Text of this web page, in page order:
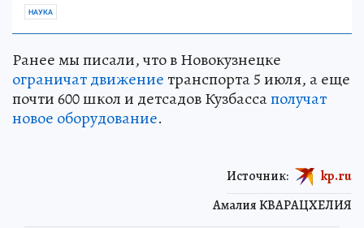
НАУКА
Ранее мы писали, что в Новокузнецке
ограничат движениетранспорта 5 июля, а еще
почти 600 школ и детсадов Кузбассаполучат
новое оборудование.
Амалия КВАРАЦХЕЛИЯ
Источник: kp.ru